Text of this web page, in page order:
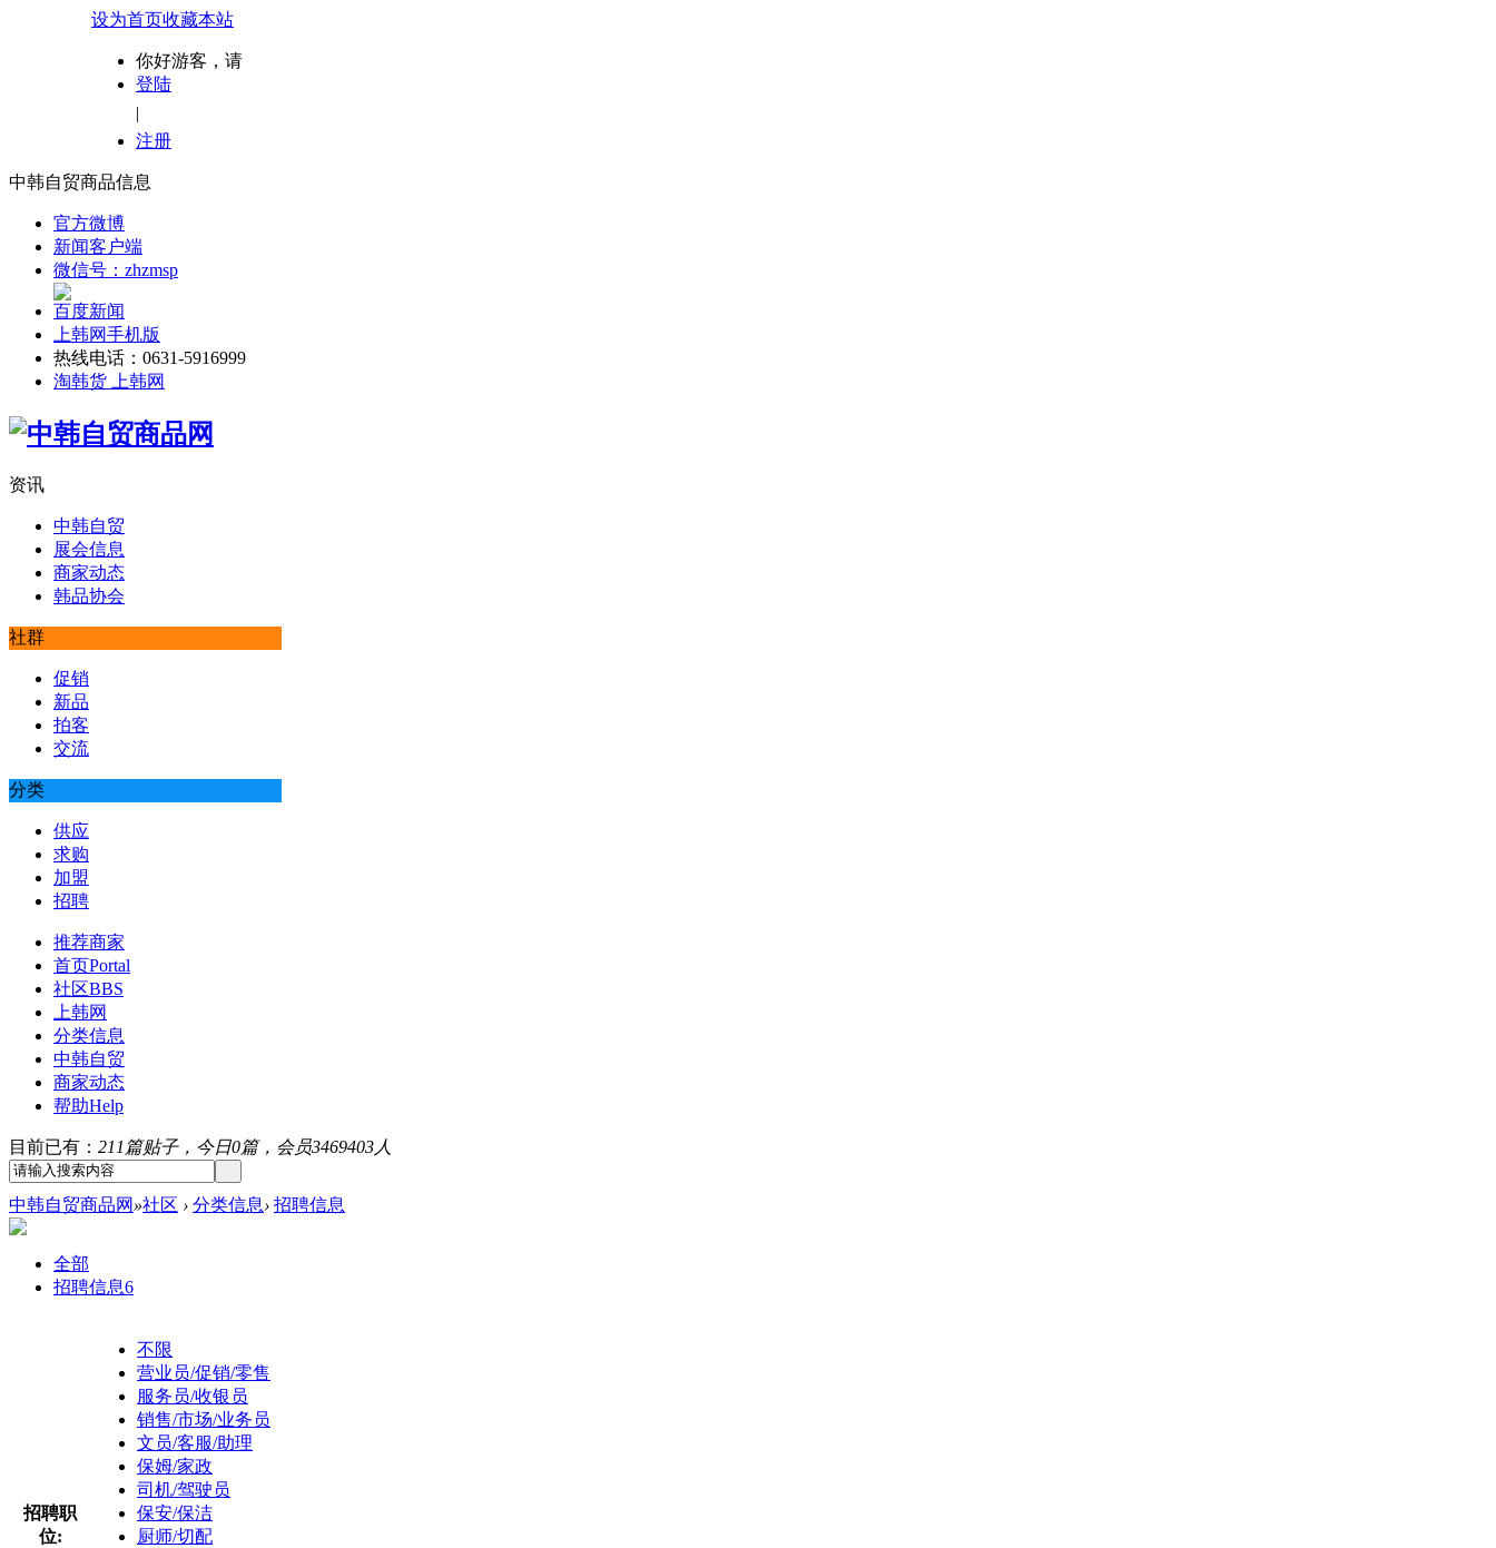
设为首页收藏本站
你好游客，请
登陆
|
注册
中韩自贸商品信息
官方微博
新闻客户端
微信号：zhzmsp
百度新闻
上韩网手机版
热线电话：0631-5916999
淘韩货 上韩网
资讯
中韩自贸
展会信息
商家动态
韩品协会
社群
促销
新品
拍客
交流
分类
供应
求购
加盟
招聘
推荐商家
首页Portal
社区BBS
上韩网
分类信息
中韩自贸
商家动态
帮助Help
目前已有： 211篇贴子，今日0篇，会员3469403人
中韩自贸商品网 »社区 › 分类信息› 招聘信息
全部
招聘信息6
招聘职
位:
不限
营业员/促销/零售
服务员/收银员
销售/市场/业务员
文员/客服/助理
保姆/家政
司机/驾驶员
保安/保洁
厨师/切配